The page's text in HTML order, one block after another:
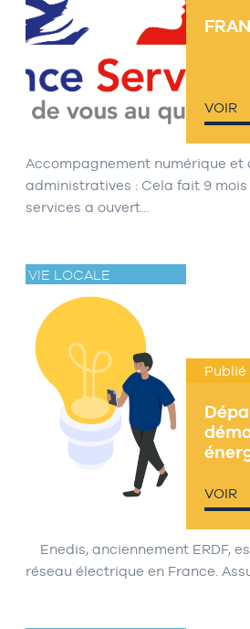
VOIR
Accompagnement numérique et
administratives : Cela fait 9 mois
services a ouvert…
VIE LOCALE
Publié
VOIR
Enedis, anciennement ERDF,
réseau électrique en France.